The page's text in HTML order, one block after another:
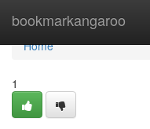
bookmarkangaroo
Home
Home
1